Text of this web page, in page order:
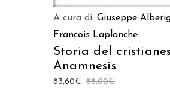
A cura di: Giuseppe
Francois Laplanche
Storia del
Anamnesis
88,00€
83,60€